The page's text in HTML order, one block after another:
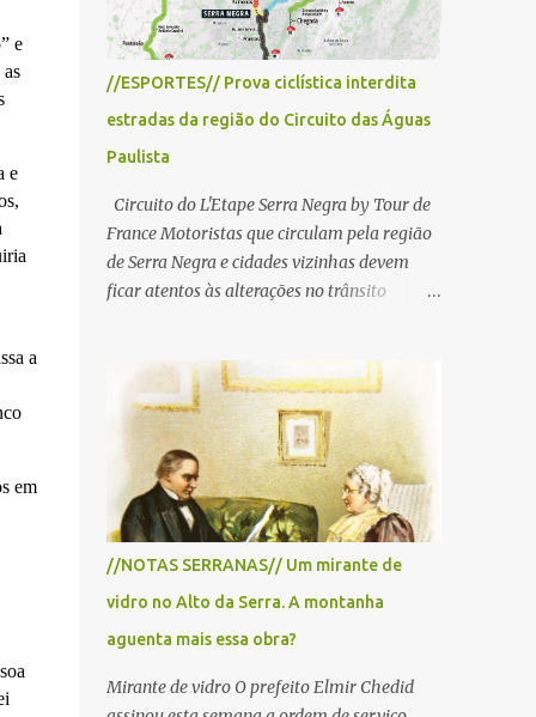
e
e
a
em
//ESPORTES// Prova ciclística interdita
estradas da região do Circuito das Águas
Paulista
Circuito do L'Etape Serra Negra by Tour de
France Motoristas que circulam pela região
de Serra Negra e cidades vizinhas devem
ficar atentos às alterações no trânsito
realização do L'Étape Serra Negra by Tour
de France presented by Nubank.
Considerado o principal circuito de ciclismo
amador da América Latina, o evento reunirá
atletas de diferentes regiões do país e terá
percursos passando pelos municípios de
Serra Negra, Amparo, Monte Alegre do Sul,
Lindoia e Socorro. Para garantir a segurança
dos participantes e do público, diversos
trechos de rodovias e estradas da região
longo da prova. A largada será na Rua
//NOTAS SERRANAS// Um mirante de
vidro no Alto da Serra. A montanha
aguenta mais essa obra?
Mirante de vidro O prefeito Elmir Chedid